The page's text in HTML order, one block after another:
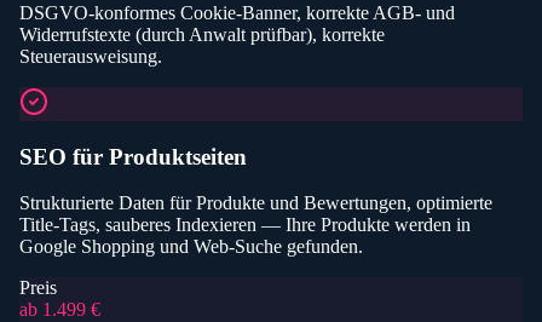
DSGVO-konformes Cookie-Banner, korrekte AGB- und
Widerrufstexte (durch Anwalt prüfbar), korrekte
Steuerausweisung.
SEO für Produktseiten
Strukturierte Daten für Produkte und Bewertungen, optimierte
Title-Tags, sauberes Indexieren — Ihre Produkte werden in
Google Shopping und Web-Suche gefunden.
Preis
ab 1.499 €